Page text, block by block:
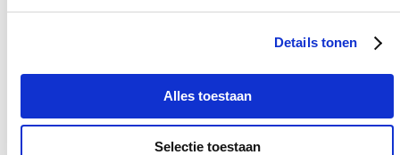
Details tonen
Alles toestaan
Selectie toestaan
(228.45 kB)
TECHNISCHE INFORMATIE